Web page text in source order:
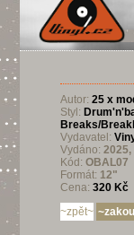
Autor: 25 x
Styl:
Breaks/
Vydavatel:
Vydáno: 2025,
Kód: OBAL07
Formát: 12"
Cena: 320 Kč